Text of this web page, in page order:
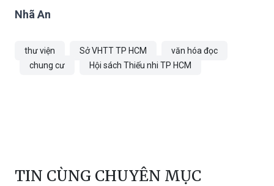
Nhã An
thư viện Sở VHTT TP HCM
văn hóa đọc
chung cư
Hội sách Thiếu nhi TP HCM
TIN CÙNG CHUYÊN MỤC